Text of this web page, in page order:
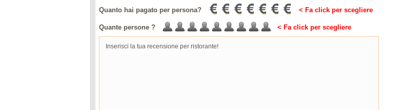
Quanto hai pagato per persona? < Fa click per scegliere
Quante persone ? < Fa click per scegliere